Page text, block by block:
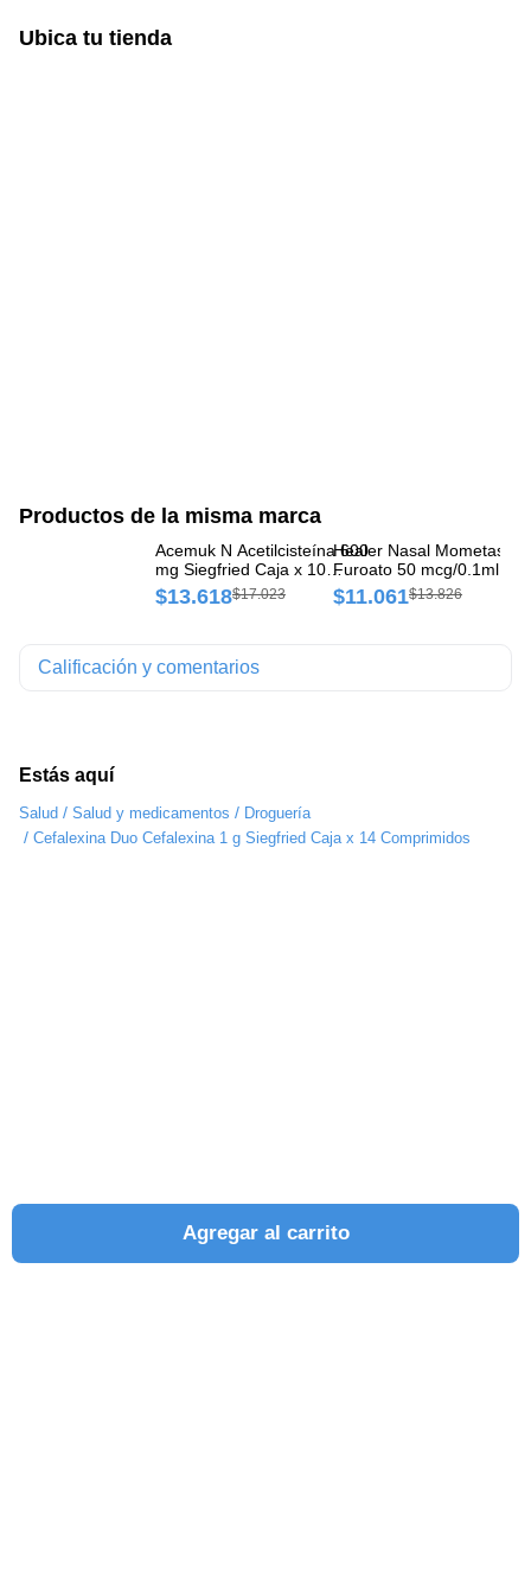
Estás aquí
Salud / Salud y medicamentos / Droguería
/ Cefalexina Duo Cefalexina 1 g Siegfried Caja x 14 Comprimidos
Ubica tu tienda
Productos de la misma marca
Acemuk N Acetilcisteína 600
mg Siegfried Caja x 10
Comprimidos
$13.618$17.023
Healer Nasal
Furoato 50 mcg/0.1ml
Siegfried Spray Intranasal
Frasco x 120 Dosis
$11.061$13.826
Agregar al carrito
Calificación y comentarios